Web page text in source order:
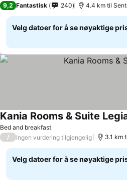
9,2 Fantastisk 240 4.4 km til
Velg datoer for å se nøyaktige
Bed and breakfast
Kania Rooms & Suite
/ Ingen vurdering tilgjengelig 3.1 km
Velg datoer for å se nøyaktige